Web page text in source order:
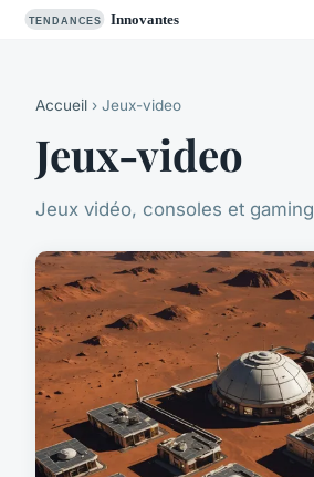
Accueil › Jeux-video
Jeux-video
Jeux vidéo, consoles et gaming